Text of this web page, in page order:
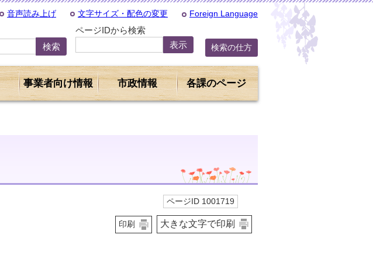
音声読み上げ 文字サイズ・配色の変更 Foreign Language
ページIDから検索
検索の仕方
事業者向け情報 市政情報 各課のページ
ページID 1001719
印刷 大きな文字で印刷